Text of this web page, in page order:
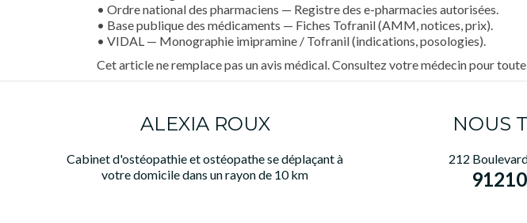
• Ordre national des pharmaciens — Registre des e-pharmacies autorisées.
• Base publique des médicaments — Fiches Tofranil (AMM, notices, prix).
• VIDAL — Monographie imipramine / Tofranil (indications, posologies).
Cet article ne remplace pas un avis médical. Consultez votre médecin pour
ALEXIA ROUX
Cabinet d'ostéopathie et ostéopathe se déplaçant à
votre domicile dans un rayon de 10 km
NOUS
212